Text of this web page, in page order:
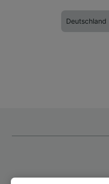
Deutschland